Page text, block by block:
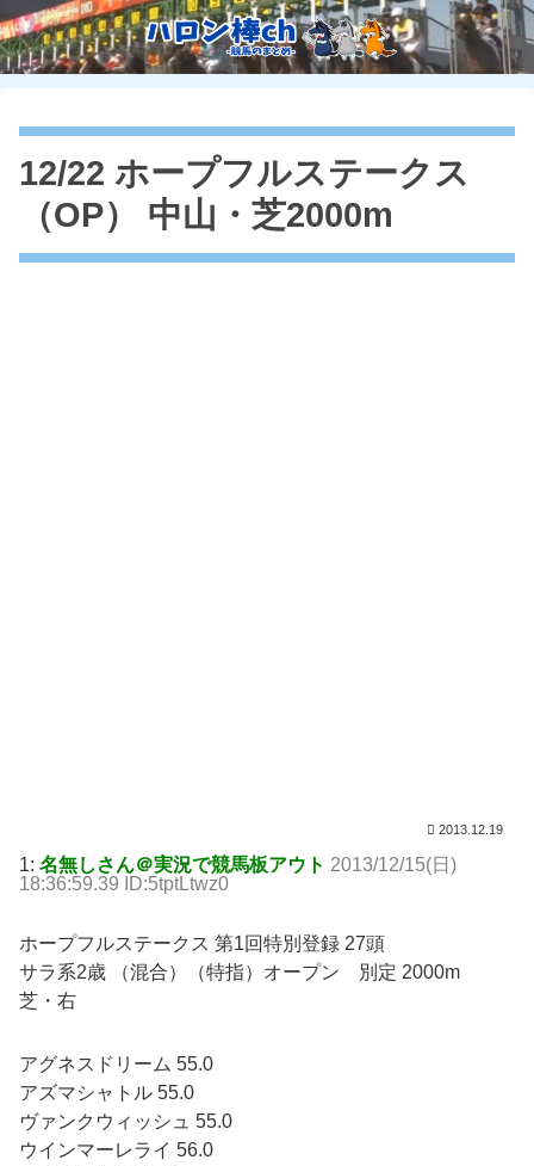
12/22 ホープフルステークス
（OP） 中山・芝2000m
2013.12.19
1: 名無しさん＠実況で競馬板アウト 2013/12/15(日)
18:36:59.39 ID:5tptLtwz0
ホープフルステークス 第1回特別登録 27頭
サラ系2歳 （混合）（特指）オープン 別定 2000m
芝・右
アグネスドリーム 55.0
アズマシャトル 55.0
ヴァンクウィッシュ 55.0
ウインマーレライ 56.0